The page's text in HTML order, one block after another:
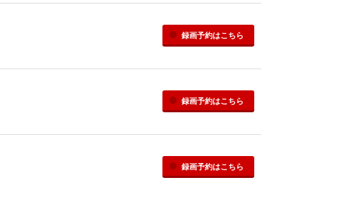
録画予約はこちら
録画予約はこちら
録画予約はこちら